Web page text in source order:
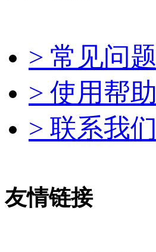
> 常见问题
> 使用帮助
> 联系我们
友情链接